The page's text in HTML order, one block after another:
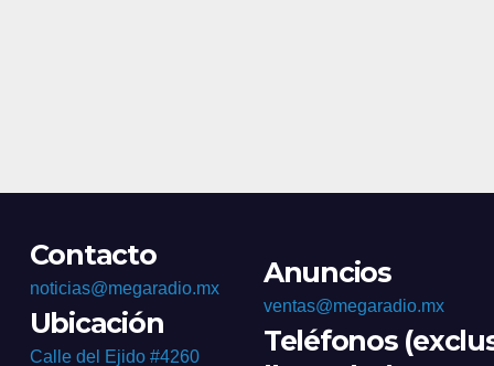
Contacto
noticias@megaradio.mx
Ubicación
Calle del Ejido #4260
Anuncios
ventas@megaradio.mx
Teléfonos